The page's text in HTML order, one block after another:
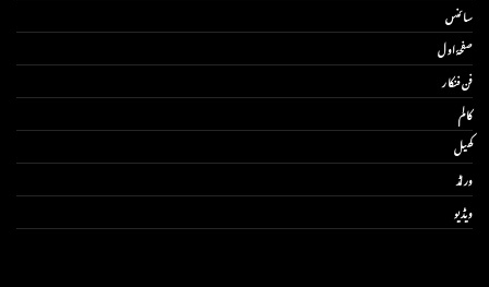
سائنس
صفحۂ اول
فن فنکار
کالم
کھیل
ورلڈ
ویڈیو